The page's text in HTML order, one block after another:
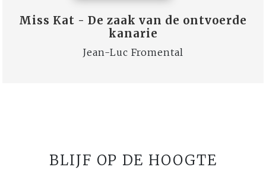
Miss Kat - De zaak van de ontvoerde
kanarie
Jean-Luc Fromental
BLIJF OP DE HOOGTE